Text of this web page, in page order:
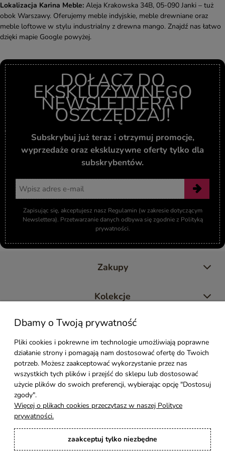
Lokalizacja Karina Meble: Aleja Krakowska 34B, 05-090 Janki – tuż
obok Warszawy. Oferujemy meble indyjskie, meble drewniane oraz
meble loftowe w stylu industrialny z drewna mango. Znajdź nas łatwo
dzięki mapie Google powyżej.
DOŁĄCZ DO
EKSKLUZYWNEGO
NEWSLETTERA I
OSZCZĘDZAJ!
Subskrybuj już teraz i otrzymuj promocje,
wyprzedaże oraz ekskluzywne oferty tylko dla
subskrybentów.
Zapisując się, akceptujesz nasz Regulamin (w zakresie dotyczącym
Newslettera). Przetwarzanie danych odbywa się zgodnie z Polityką
prywatności.
Zakupy
Kolekcje
Moje konto
Pomoc
Styl Mebli
Rodzaje drewna
Kontakt
Dbamy o Twoją prywatność
Pliki cookies i pokrewne im technologie umożliwiają poprawne
działanie strony i pomagają nam dostosować ofertę do Twoich
potrzeb. Możesz zaakceptować wykorzystanie przez nas
wszystkich tych plików i przejść do sklepu lub dostosować
użycie plików do swoich preferencji, wybierając opcję "Dostosuj
zgody".
Więcej o plikach cookies przeczytasz w naszej Polityce
prywatności.
zaakceptuj tylko niezbędne